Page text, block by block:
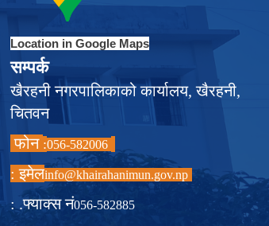
Location in Google Maps
सम्पर्क
खैरहनी नगरपालिकाको कार्यालय, खैरहनी,
चितवन
फोन :
इमेल :info@khairahanimun.gov.np
फ्याक्स नं. :056-582885